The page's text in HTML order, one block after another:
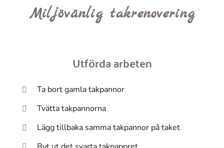
Miljövänlig takrenovering
Utförda arbeten
Ta bort gamla takpannor
Tvätta takpannorna
Lägg tillbaka samma takpannor på taket